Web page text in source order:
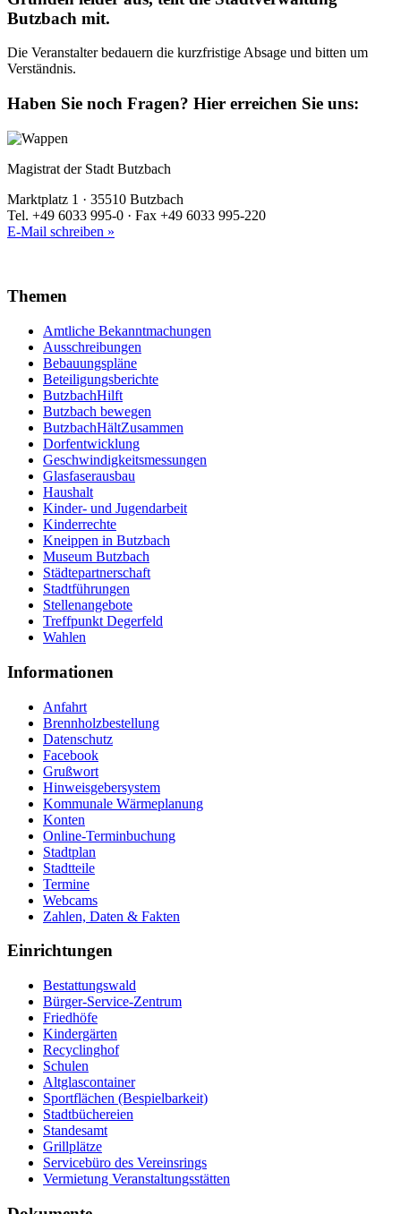
Butzbach mit.
Die Veranstalter bedauern die kurzfristige Absage und bitten um
Verständnis.
Haben Sie noch Fragen? Hier erreichen Sie uns:
Magistrat der Stadt Butzbach
Marktplatz 1 · 35510 Butzbach
Tel. +49 6033 995-0 · Fax +49 6033 995-220
E-Mail schreiben »
Themen
Amtliche Bekanntmachungen
Ausschreibungen
Bebauungspläne
Beteiligungsberichte
ButzbachHilft
Butzbach bewegen
ButzbachHältZusammen
Dorfentwicklung
Geschwindigkeitsmessungen
Glasfaserausbau
Haushalt
Kinder- und Jugendarbeit
Kinderrechte
Kneippen in Butzbach
Museum Butzbach
Städtepartnerschaft
Stadtführungen
Stellenangebote
Treffpunkt Degerfeld
Wahlen
Informationen
Anfahrt
Brennholzbestellung
Datenschutz
Facebook
Grußwort
Hinweisgebersystem
Kommunale Wärmeplanung
Konten
Online-Terminbuchung
Stadtplan
Stadtteile
Termine
Webcams
Zahlen, Daten & Fakten
Einrichtungen
Bestattungswald
Bürger-Service-Zentrum
Friedhöfe
Kindergärten
Recyclinghof
Schulen
Altglascontainer
Sportflächen (Bespielbarkeit)
Stadtbüchereien
Standesamt
Grillplätze
Servicebüro des Vereinsrings
Vermietung Veranstaltungsstätten